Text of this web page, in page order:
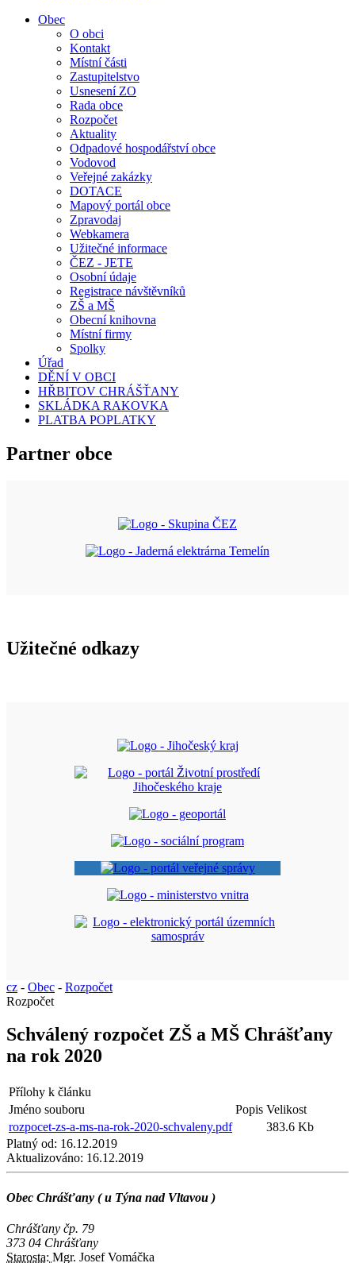
Obec
O obci
Kontakt
Místní části
Zastupitelstvo
Usnesení ZO
Rada obce
Rozpočet
Aktuality
Odpadové hospodářství obce
Vodovod
Veřejné zakázky
DOTACE
Mapový portál obce
Zpravodaj
Webkamera
Užitečné informace
ČEZ - JETE
Osobní údaje
Registrace návštěvníků
ZŠ a MŠ
Obecní knihovna
Místní firmy
Spolky
Úřad
DĚNÍ V OBCI
HŘBITOV CHRÁŠŤANY
SKLÁDKA RAKOVKA
PLATBA POPLATKY
Partner obce
Užitečné odkazy
cz - Obec - Rozpočet
Rozpočet
Schválený rozpočet ZŠ a MŠ Chrášťany
na rok 2020
Přílohy k článku
Jméno souboru
Popis Velikost
rozpocet-zs-a-ms-na-rok-2020-schvaleny.pdf
383.6 Kb
Platný od: 16.12.2019
Aktualizováno: 16.12.2019
Obec Chrášťany ( u Týna nad Vltavou )
Chrášťany čp. 79
373 04 Chrášťany
Starosta: Mgr. Josef Vomáčka